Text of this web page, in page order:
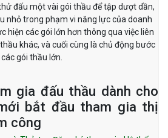
đấu một vài gói thầu để tập dượt dần,
nhỏ trong phạm vi năng lực của doanh
hiện các gói lớn hơn thông qua việc liên
khác, và cuối cùng là chủ động bước
gói thầu lớn.
gia đấu thầu dành cho
bắt đầu tham gia thị
công